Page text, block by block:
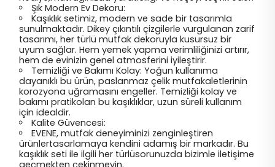
Şık Modern Ev Dekoru:
Kaşıklık setimiz, modern ve sade bir tasarımla
sunulmaktadır. Dikey çıkıntılı çizgilerle vurgulanan zarif
tasarımı, her türlü mutfak dekoruyla kusursuz bir
uyum sağlar. Hem yemek yapma verimliliğinizi artırır,
hem de evinizin genel atmosferini iyileştirir.
Temizliği ve Bakımı Kolay: Yoğun kullanıma
dayanıklı bu ürün, paslanmaz çelik mutfakaletlerinin
korozyona uğramasını engeller. Temizliği kolay ve
bakımı pratikolan bu kaşıklıklar, uzun süreli kullanım
için idealdir.
Kalite Güvencesi:
EVENE, mutfak deneyiminizi zenginleştiren
ürünlertasarlamaya kendini adamış bir markadır. Bu
kaşıklık seti ile ilgili her türlüsorunuzda bizimle iletişime